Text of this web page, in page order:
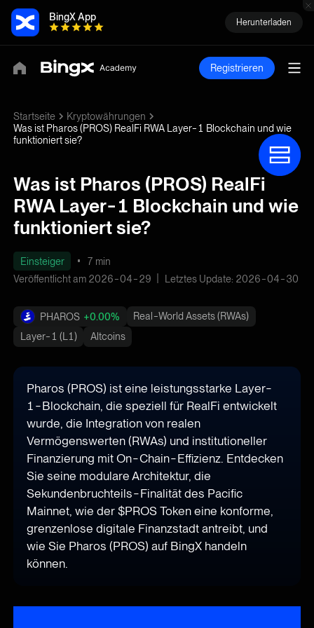
BingX App Herunterladen
Registrieren
Startseite
Kryptowährungen
Was ist Pharos (PROS) RealFi RWA Layer-1 Blockchain und wie
funktioniert sie?
Was ist Pharos (PROS) RealFi
RWA Layer-1 Blockchain und wie
funktioniert sie?
Einsteiger
7 min
Veröffentlicht am 2026-04-29
Letztes Update: 2026-04-30
PHAROS +0.00%
Real-World Assets (RWAs)
Layer-1 (L1)
Altcoins
Pharos (PROS) ist eine leistungsstarke Layer-
1-Blockchain, die speziell für RealFi entwickelt
wurde, die Integration von realen
Vermögenswerten (RWAs) und institutioneller
Finanzierung mit On-Chain-Effizienz. Entdecken
Sie seine modulare Architektur, die
Sekundenbruchteils-Finalität des Pacific
Mainnet, wie der $PROS Token eine konforme,
grenzenlose digitale Finanzstadt antreibt, und
wie Sie Pharos (PROS) auf BingX handeln
können.